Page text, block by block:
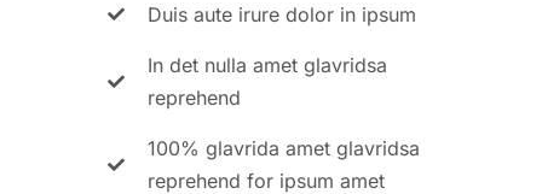
Duis aute irure dolor in ipsum
In det nulla amet glavridsa
reprehend
100% glavrida amet glavridsa
reprehend for ipsum amet